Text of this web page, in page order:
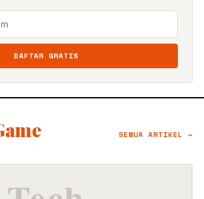
DAFTAR GRATIS
SEMUA ARTIKEL →